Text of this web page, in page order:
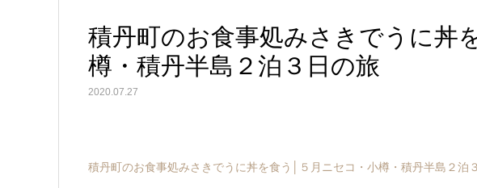
積丹町のお食事処みさきでうに丼
樽・積丹半島２泊３日の旅
2020.07.27
積丹町のお食事処みさきでうに丼を食う│５月ニセコ・小樽・積丹半島２泊